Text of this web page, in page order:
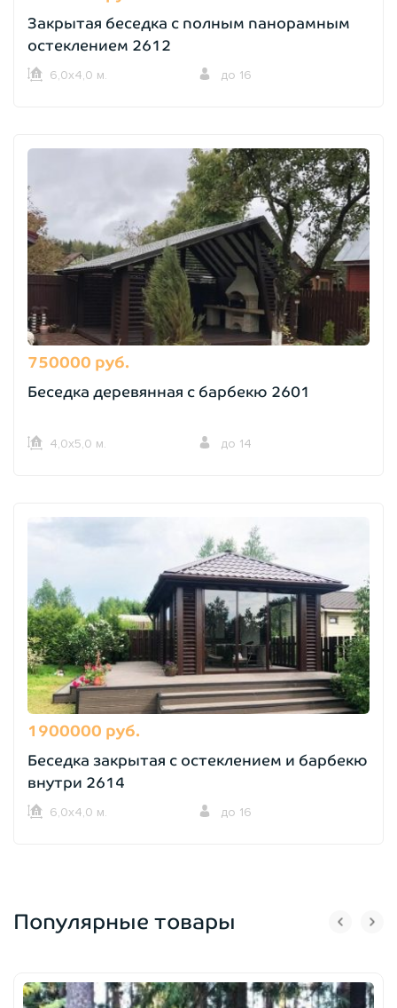
Закрытая беседка с полным панорамным
остеклением 2612
6,0х4,0 м. до 16
750000 руб.
Беседка деревянная с барбекю 2601
4,0х5,0 м. до 14
1900000 руб.
Беседка закрытая с остеклением и барбекю
внутри 2614
6,0х4,0 м. до 16
Популярные товары